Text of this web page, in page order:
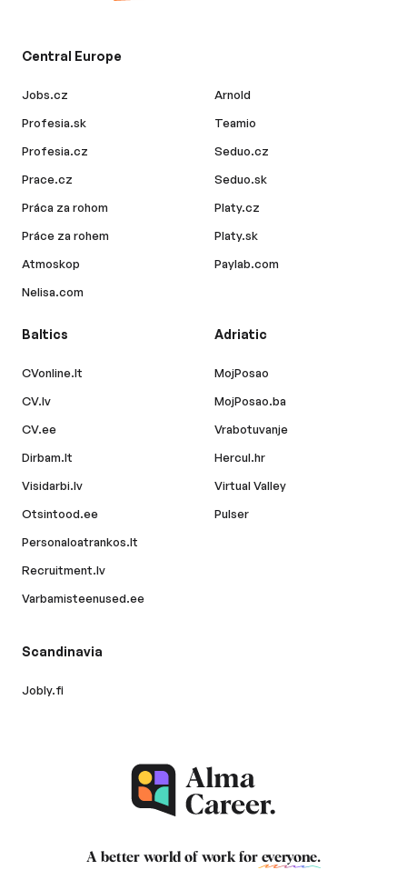
Central Europe
Jobs.cz
Profesia.sk
Profesia.cz
Prace.cz
Práca za rohom
Práce za rohem
Atmoskop
Nelisa.com
Arnold
Teamio
Seduo.cz
Seduo.sk
Platy.cz
Platy.sk
Paylab.com
Baltics
CVonline.lt
CV.lv
CV.ee
Dirbam.lt
Visidarbi.lv
Otsintood.ee
Personaloatrankos.lt
Recruitment.lv
Varbamisteenused.ee
Adriatic
MojPosao
MojPosao.ba
Vrabotuvanje
Hercul.hr
Virtual Valley
Pulser
Scandinavia
Jobly.fi
A better world of work for everyone.